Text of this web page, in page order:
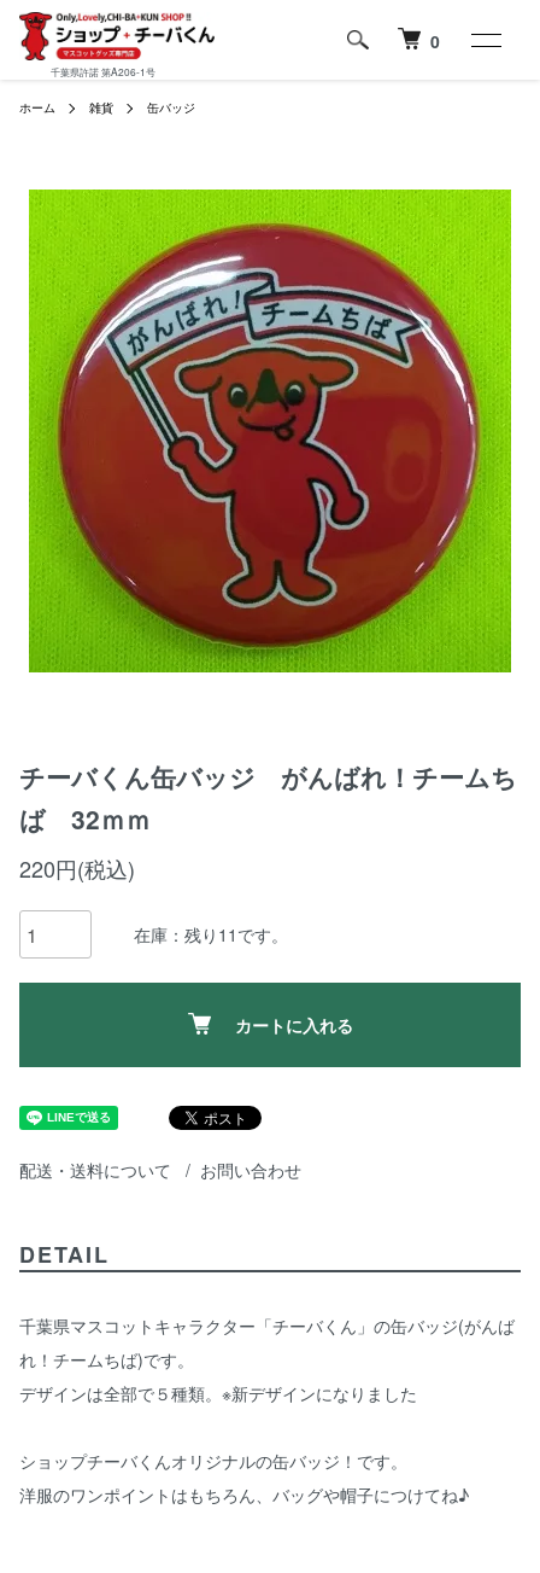
千葉県許諾 第A206-1号
0
ホーム 雑貨 缶バッジ
チーバくん缶バッジ がんばれ！チームち
ば 32ｍｍ
220円(税込)
在庫：残り11です。
カートに入れる
配送・送料について お問い合わせ
DETAIL
千葉県マスコットキャラクター「チーバくん」の缶バッジ(がんば
れ！チームちば)です。
デザインは全部で５種類。※新デザインになりました
ショップチーバくんオリジナルの缶バッジ！です。
洋服のワンポイントはもちろん、バッグや帽子につけてね♪